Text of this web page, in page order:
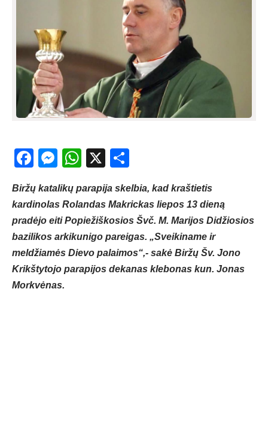
Facebook
Messenger
WhatsApp
X
Biržų katalikų parapija skelbia, kad kraštietis
kardinolas Rolandas Makrickas liepos 13 dieną
pradėjo eiti Popiežiškosios Švč. M. Marijos Didžiosios
bazilikos arkikunigo pareigas. „Sveikiname ir
meldžiamės Dievo palaimos“,- sakė Biržų Šv. Jono
Krikštytojo parapijos dekanas klebonas kun. Jonas
Morkvėnas.